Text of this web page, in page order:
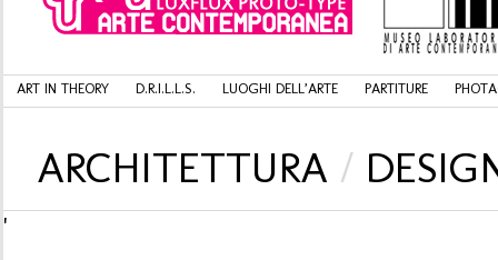
ART IN THEORY D.R.I.L.L.S. LUOGHI DELL’ARTE PARTITURE
ARCHITETTURA /
'